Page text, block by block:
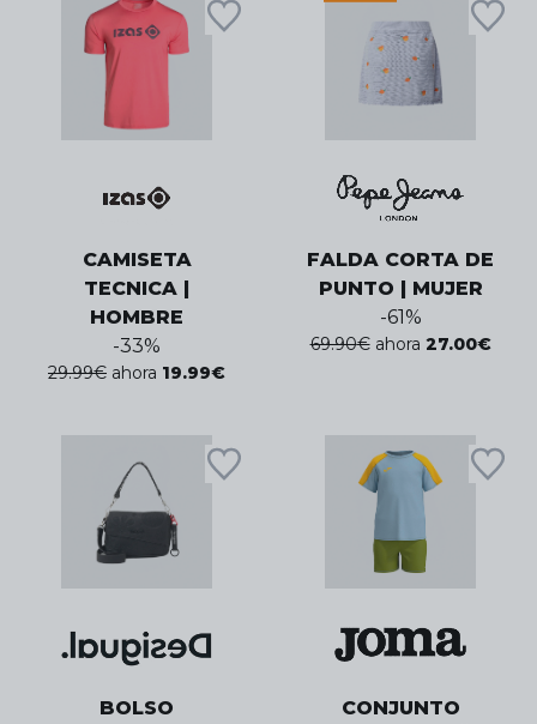
CAMISETA
TECNICA |
HOMBRE
-33%
29.99€ ahora 19.99€
FALDA CORTA DE
PUNTO | MUJER
-61%
69.90€ ahora 27.00€
BOLSO
CONJUNTO